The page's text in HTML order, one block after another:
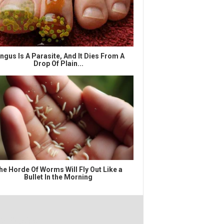
Is A Parasite, And It Dies From A
Drop Of Plain...
Horde Of Worms Will Fly Out Like a
Bullet In the Morning